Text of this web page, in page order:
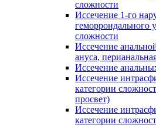
сложности
Иссечение 1-го
геморроидального
сложности
Иссечение
ануса,
Иссечение
Иссечение
категории
просвет)
Иссечение
категории